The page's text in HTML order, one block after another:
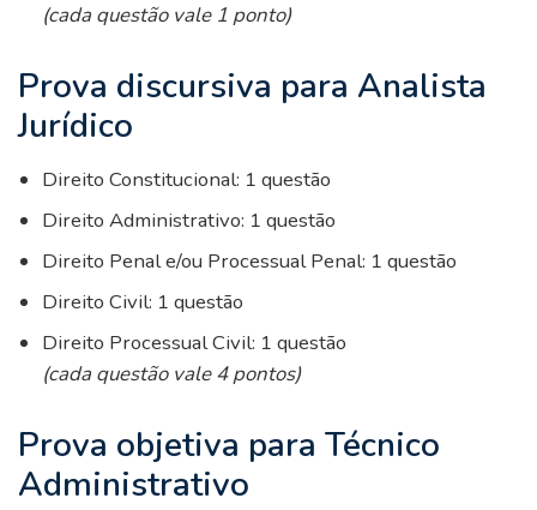
(cada questão vale 1 ponto)
Prova discursiva para Analista
Jurídico
Direito Constitucional: 1 questão
Direito Administrativo: 1 questão
Direito Penal e/ou Processual Penal: 1 questão
Direito Civil: 1 questão
Direito Processual Civil: 1 questão
(cada questão vale 4 pontos)
Prova objetiva para Técnico
Administrativo